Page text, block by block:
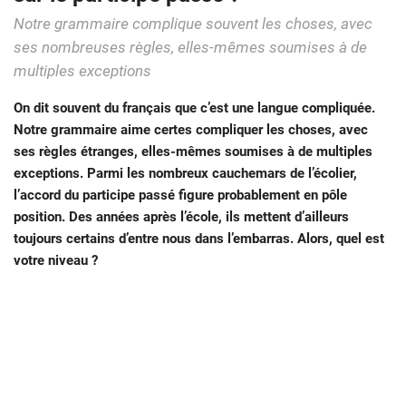
Notre grammaire complique souvent les choses, avec
ses nombreuses règles, elles-mêmes soumises à de
multiples exceptions
On dit souvent du français que c’est une langue compliquée.
Notre grammaire aime certes compliquer les choses, avec
ses règles étranges, elles-mêmes soumises à de multiples
exceptions. Parmi les nombreux cauchemars de l’écolier,
l’accord du participe passé figure probablement en pôle
position. Des années après l’école, ils mettent d’ailleurs
toujours certains d’entre nous dans l’embarras. Alors, quel est
votre niveau ?